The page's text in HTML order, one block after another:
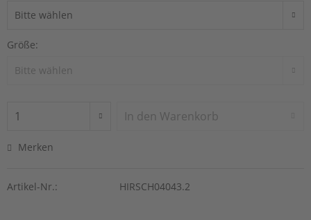
Größe:
In den Warenkorb
Merken
Artikel-Nr.: HIRSCH04043.2